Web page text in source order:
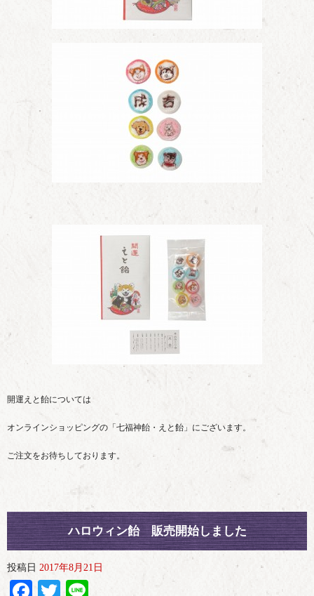
開運えと飴については
オンラインショッピングの「七福神飴・えと飴」にございます。
ご注文をお待ちしております。
ハロウィン飴 販売開始しました
投稿日 2017年8月21日
Facebook
Twitter